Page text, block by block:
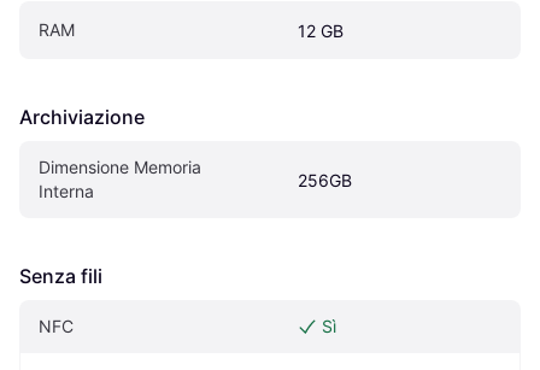
RAM 12 GB
Archiviazione
Dimensione Memoria
Interna
256GB
Senza fili
NFC Sì